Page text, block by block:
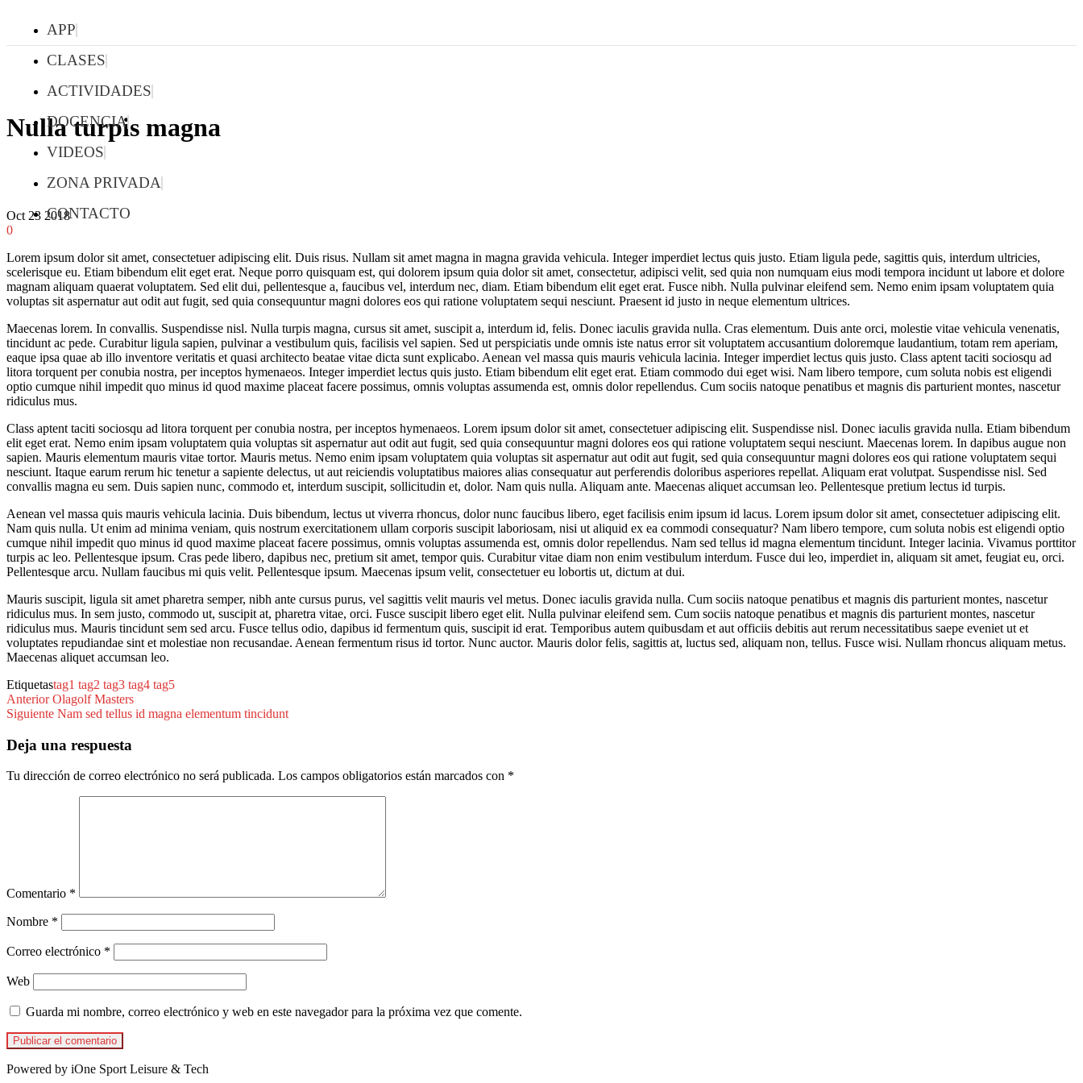
APP
CLASES
ACTIVIDADES
DOCENCIA
VIDEOS
ZONA PRIVADA
CONTACTO
Nulla turpis magna
Oct 23 2018
0
Lorem ipsum dolor sit amet, consectetuer adipiscing elit. Duis risus. Nullam sit amet magna in magna gravida vehicula. Integer imperdiet lectus quis justo. Etiam ligula pede, sagittis quis, interdum ultricies,
scelerisque eu. Etiam bibendum elit eget erat. Neque porro quisquam est, qui dolorem ipsum quia dolor sit amet, consectetur, adipisci velit, sed quia non numquam eius modi tempora incidunt ut labore et dolore
magnam aliquam quaerat voluptatem. Sed elit dui, pellentesque a, faucibus vel, interdum nec, diam. Etiam bibendum elit eget erat. Fusce nibh. Nulla pulvinar eleifend sem. Nemo enim ipsam voluptatem quia
voluptas sit aspernatur aut odit aut fugit, sed quia consequuntur magni dolores eos qui ratione voluptatem sequi nesciunt. Praesent id justo in neque elementum ultrices.
Maecenas lorem. In convallis. Suspendisse nisl. Nulla turpis magna, cursus sit amet, suscipit a, interdum id, felis. Donec iaculis gravida nulla. Cras elementum. Duis ante orci, molestie vitae vehicula venenatis,
tincidunt ac pede. Curabitur ligula sapien, pulvinar a vestibulum quis, facilisis vel sapien. Sed ut perspiciatis unde omnis iste natus error sit voluptatem accusantium doloremque laudantium, totam rem aperiam,
eaque ipsa quae ab illo inventore veritatis et quasi architecto beatae vitae dicta sunt explicabo. Aenean vel massa quis mauris vehicula lacinia. Integer imperdiet lectus quis justo. Class aptent taciti sociosqu ad
litora torquent per conubia nostra, per inceptos hymenaeos. Integer imperdiet lectus quis justo. Etiam bibendum elit eget erat. Etiam commodo dui eget wisi. Nam libero tempore, cum soluta nobis est eligendi
optio cumque nihil impedit quo minus id quod maxime placeat facere possimus, omnis voluptas assumenda est, omnis dolor repellendus. Cum sociis natoque penatibus et magnis dis parturient montes, nascetur
ridiculus mus.
Class aptent taciti sociosqu ad litora torquent per conubia nostra, per inceptos hymenaeos. Lorem ipsum dolor sit amet, consectetuer adipiscing elit. Suspendisse nisl. Donec iaculis gravida nulla. Etiam bibendum
elit eget erat. Nemo enim ipsam voluptatem quia voluptas sit aspernatur aut odit aut fugit, sed quia consequuntur magni dolores eos qui ratione voluptatem sequi nesciunt. Maecenas lorem. In dapibus augue non
sapien. Mauris elementum mauris vitae tortor. Mauris metus. Nemo enim ipsam voluptatem quia voluptas sit aspernatur aut odit aut fugit, sed quia consequuntur magni dolores eos qui ratione voluptatem sequi
nesciunt. Itaque earum rerum hic tenetur a sapiente delectus, ut aut reiciendis voluptatibus maiores alias consequatur aut perferendis doloribus asperiores repellat. Aliquam erat volutpat. Suspendisse nisl. Sed
convallis magna eu sem. Duis sapien nunc, commodo et, interdum suscipit, sollicitudin et, dolor. Nam quis nulla. Aliquam ante. Maecenas aliquet accumsan leo. Pellentesque pretium lectus id turpis.
Aenean vel massa quis mauris vehicula lacinia. Duis bibendum, lectus ut viverra rhoncus, dolor nunc faucibus libero, eget facilisis enim ipsum id lacus. Lorem ipsum dolor sit amet, consectetuer adipiscing elit.
Nam quis nulla. Ut enim ad minima veniam, quis nostrum exercitationem ullam corporis suscipit laboriosam, nisi ut aliquid ex ea commodi consequatur? Nam libero tempore, cum soluta nobis est eligendi optio
cumque nihil impedit quo minus id quod maxime placeat facere possimus, omnis voluptas assumenda est, omnis dolor repellendus. Nam sed tellus id magna elementum tincidunt. Integer lacinia. Vivamus porttitor
turpis ac leo. Pellentesque ipsum. Cras pede libero, dapibus nec, pretium sit amet, tempor quis. Curabitur vitae diam non enim vestibulum interdum. Fusce dui leo, imperdiet in, aliquam sit amet, feugiat eu, orci.
Pellentesque arcu. Nullam faucibus mi quis velit. Pellentesque ipsum. Maecenas ipsum velit, consectetuer eu lobortis ut, dictum at dui.
Mauris suscipit, ligula sit amet pharetra semper, nibh ante cursus purus, vel sagittis velit mauris vel metus. Donec iaculis gravida nulla. Cum sociis natoque penatibus et magnis dis parturient montes, nascetur
ridiculus mus. In sem justo, commodo ut, suscipit at, pharetra vitae, orci. Fusce suscipit libero eget elit. Nulla pulvinar eleifend sem. Cum sociis natoque penatibus et magnis dis parturient montes, nascetur
ridiculus mus. Mauris tincidunt sem sed arcu. Fusce tellus odio, dapibus id fermentum quis, suscipit id erat. Temporibus autem quibusdam et aut officiis debitis aut rerum necessitatibus saepe eveniet ut et
voluptates repudiandae sint et molestiae non recusandae. Aenean fermentum risus id tortor. Nunc auctor. Mauris dolor felis, sagittis at, luctus sed, aliquam non, tellus. Fusce wisi. Nullam rhoncus aliquam metus.
Maecenas aliquet accumsan leo.
Etiquetastag1 tag2 tag3 tag4 tag5
Anterior Olagolf Masters
Siguiente Nam sed tellus id magna elementum tincidunt
Deja una respuesta
Tu dirección de correo electrónico no será publicada. Los campos obligatorios están marcados con *
Comentario *
Nombre *
Correo electrónico *
Web
Guarda mi nombre, correo electrónico y web en este navegador para la próxima vez que comente.
Powered by iOne Sport Leisure & Tech